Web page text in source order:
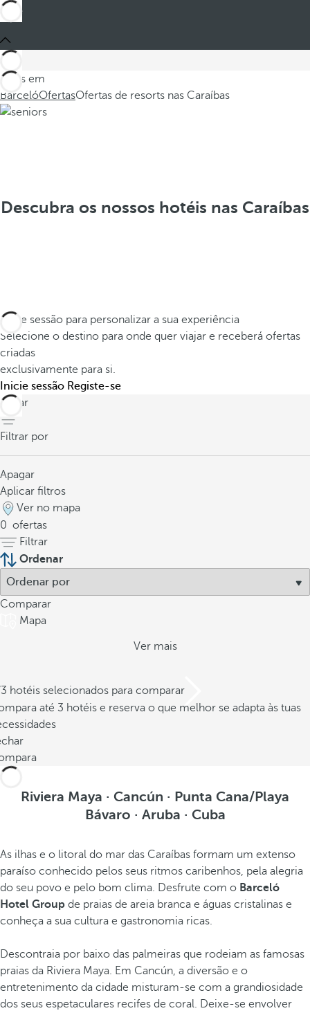
Estes em
BarcelóOfertasOfertas de resorts nas Caraíbas
Descubra os nossos hotéis nas Caraíbas
Inicie sessão para personalizar a sua experiência
Selecione o destino para onde quer viajar e receberá ofertas
criadas
exclusivamente para si.
Inicie sessão Registe-se
voltar
Filtrar por
Apagar
Aplicar filtros
Ver no mapa
0 ofertas
Filtrar
Ordenar
Comparar
Mapa
Ver mais
hotéis selecionados para comparar
até 3 hotéis e reserva o que melhor se adapta às tuas
Riviera Maya · Cancún · Punta Cana/Playa
Bávaro · Aruba · Cuba
As ilhas e o litoral do mar das Caraíbas formam um extenso
paraíso conhecido pelos seus ritmos caribenhos, pela alegria
do seu povo e pelo bom clima. Desfrute com o Barceló
Hotel Group de praias de areia branca e águas cristalinas e
conheça a sua cultura e gastronomia ricas.
Descontraia por baixo das palmeiras que rodeiam as famosas
praias da Riviera Maya. Em Cancún, a diversão e o
entretenimento da cidade misturam-se com a grandiosidade
dos seus espetaculares recifes de coral. Deixe-se envolver